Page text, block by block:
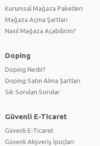
Kurumsal Mağaza Paketleri
Mağaza Açma Şartları
Nasıl Mağaza Açabilirim?
Doping
Doping Nedir?
Doping Satın Alma Şartları
Sık Sorulan Sorular
Güvenli E-Ticaret
Güvenli E-Ticaret
Güvenli Alışveriş İpuçları